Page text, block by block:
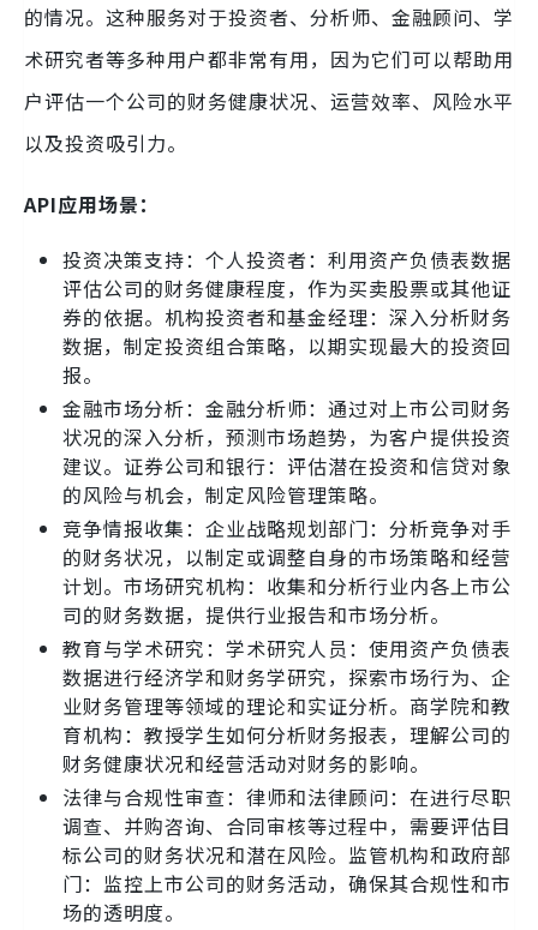
的情况。这种服务对于投资者、分析师、金融顾问、学
术研究者等多种用户都非常有用，因为它们可以帮助用
户评估一个公司的财务健康状况、运营效率、风险水平
以及投资吸引力。
API应用场景：
投资决策支持：个人投资者：利用资产负债表数据
评估公司的财务健康程度，作为买卖股票或其他证
券的依据。机构投资者和基金经理：深入分析财务
数据，制定投资组合策略，以期实现最大的投资回
报。
金融市场分析：金融分析师：通过对上市公司财务
状况的深入分析，预测市场趋势，为客户提供投资
建议。证券公司和银行：评估潜在投资和信贷对象
的风险与机会，制定风险管理策略。
竞争情报收集：企业战略规划部门：分析竞争对手
的财务状况，以制定或调整自身的市场策略和经营
计划。市场研究机构：收集和分析行业内各上市公
司的财务数据，提供行业报告和市场分析。
教育与学术研究：学术研究人员：使用资产负债表
数据进行经济学和财务学研究，探索市场行为、企
业财务管理等领域的理论和实证分析。商学院和教
育机构：教授学生如何分析财务报表，理解公司的
财务健康状况和经营活动对财务的影响。
法律与合规性审查：律师和法律顾问：在进行尽职
调查、并购咨询、合同审核等过程中，需要评估目
标公司的财务状况和潜在风险。监管机构和政府部
门：监控上市公司的财务活动，确保其合规性和市
场的透明度。